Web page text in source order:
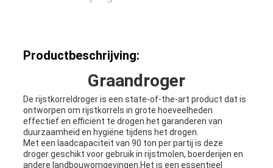
Productbeschrijving:
Graandroger
De rijstkorreldroger is een state-of-the-art product dat is
ontworpen om rijstkorrels in grote hoeveelheden
effectief en efficiënt te drogen.het garanderen van
duurzaamheid en hygiëne tijdens het drogen.
Met een laadcapaciteit van 90 ton per partij is deze
droger geschikt voor gebruik in rijstmolen, boerderijen en
andere landbouwomgevingen.Het is een essentieel